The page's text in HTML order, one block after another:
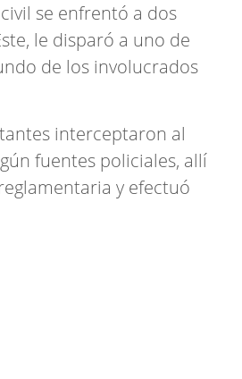
se enfrentó a dos
le disparó a uno de
de los involucrados
interceptaron al
fuentes policiales, allí
y efectuó